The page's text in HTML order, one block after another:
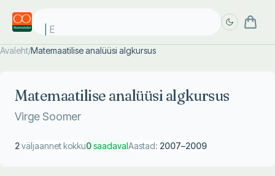
Ee
Avaleht/Matemaatilise analüüsi algkursus
Matemaatilise analüüsi algkursus
Virge Soomer
2väljaannet kokku0saadavalAastad: 2007–2009